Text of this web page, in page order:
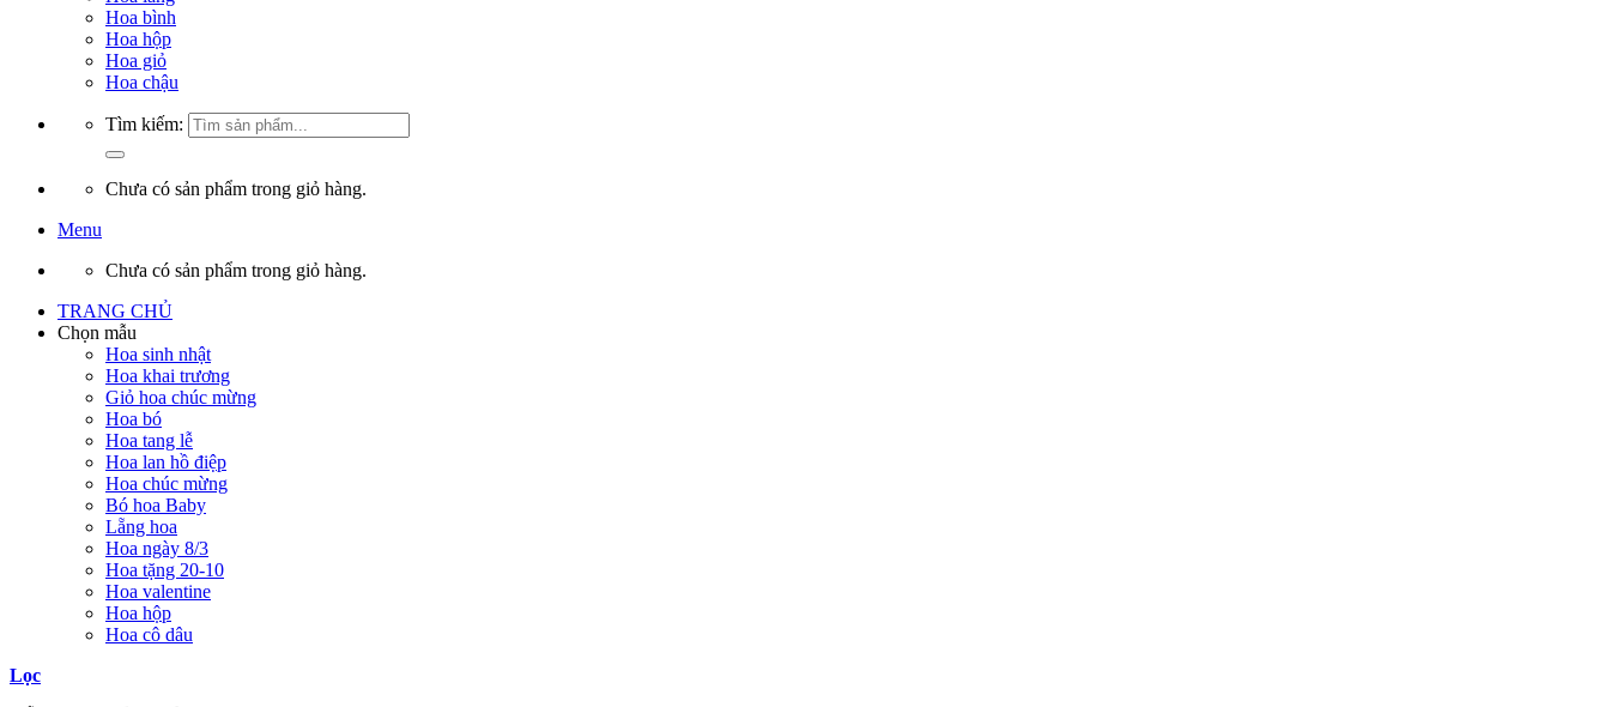
Hoa bình
Hoa hộp
Hoa giỏ
Hoa chậu
Tìm kiếm:
Chưa có sản phẩm trong giỏ hàng.
Menu
Chưa có sản phẩm trong giỏ hàng.
TRANG CHỦ
Chọn mẫu
Hoa sinh nhật
Hoa khai trương
Giỏ hoa chúc mừng
Hoa bó
Hoa tang lễ
Hoa lan hồ điệp
Hoa chúc mừng
Bó hoa Baby
Lẵng hoa
Hoa ngày 8/3
Hoa tặng 20-10
Hoa valentine
Hoa hộp
Hoa cô dâu
Lọc